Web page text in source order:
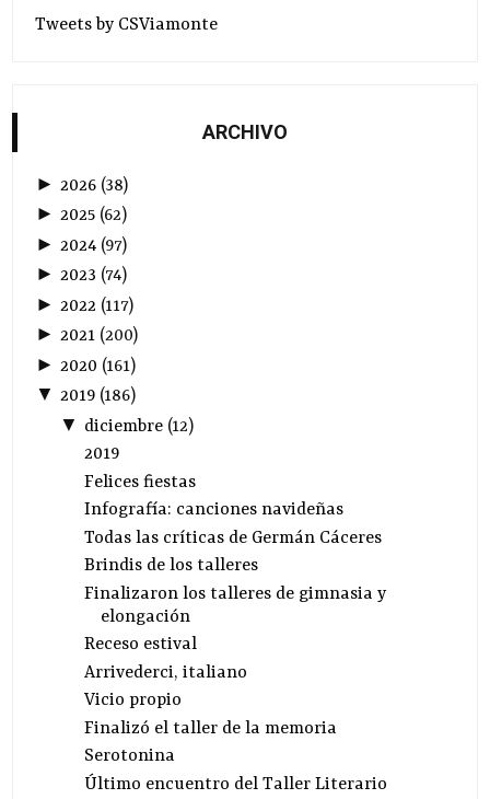
Tweets by CSViamonte
ARCHIVO
► 2026 (38)
►2025 (62)
► 2024 (97)
►2023 (74)
► 2022 (117)
►2021 (200)
► 2020 (161)
▼2019 (186)
▼ diciembre(12)
2019
Felices fiestas
Infografía: canciones navideñas
Todas las críticas de Germán Cáceres
Brindis de los talleres
Finalizaron los talleres de gimnasia y
elongación
Receso estival
Arrivederci, italiano
Vicio propio
Finalizó el taller de la memoria
Serotonina
Último encuentro del Taller Literario